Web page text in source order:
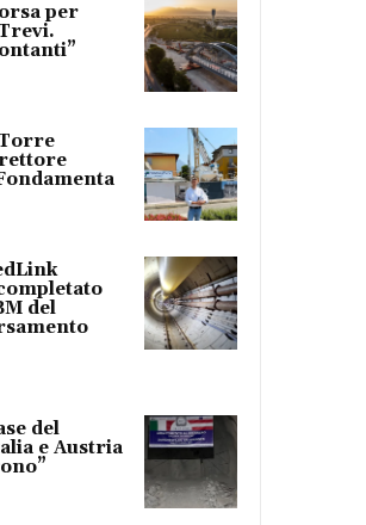
per
del
del
e Austria